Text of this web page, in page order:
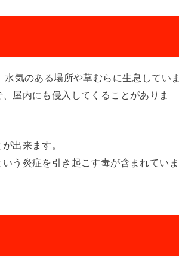
気のある場所や草むらに生息していま
屋内にも侵入してくることがありま
出来ます。
う炎症を引き起こす毒が含まれていま